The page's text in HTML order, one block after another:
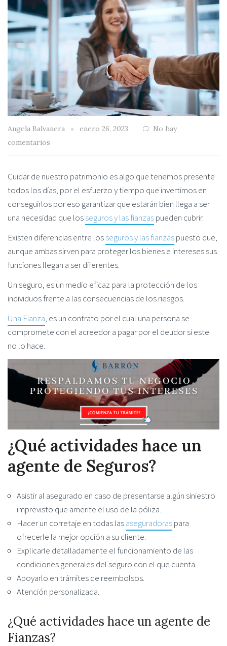
Angela Balvanera enero 26, 2023
No hay
comentarios
Cuidar de nuestro patrimonio es algo que tenemos presente
todos los días, por el esfuerzo y tiempo que invertimos en
conseguirlos por eso garantizar que estarán bien llega a ser
una necesidad que losseguros y las fianzaspueden cubrir.
Existen diferencias entre losseguros y las fianzaspuesto que,
aunque ambas sirven para proteger los bienes e intereses sus
funciones llegan a ser diferentes.
Un seguro, es un medio eficaz para la protección de los
individuos frente a las consecuencias de los riesgos.
Una Fianza, es un contrato por el cual una persona se
compromete con el acreedor a pagar por el deudor si este
no lo hace.
¿Qué actividades hace un
agente de Seguros?
Asistir al asegurado en caso de presentarse algún siniestro
imprevisto que amerite el uso de la póliza.
Hacer un corretaje en todas lasaseguradoraspara
ofrecerle la mejor opción a su cliente.
Explicarle detalladamente el funcionamiento de las
condiciones generales del seguro con el que cuenta.
Apoyarlo en trámites de reembolsos.
Atención personalizada.
¿Qué actividades hace un agente de
Fianzas?